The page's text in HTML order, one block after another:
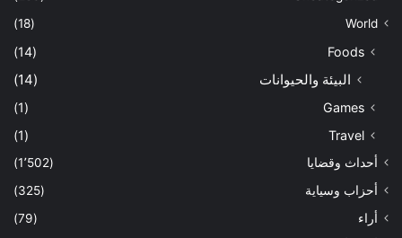
World
(18)
Foods
(14)
البيئة والحيوانات (14)
Games
(1)
Travel
(1)
أحداث وقضايا
(1٬502)
أحزاب وسياية
(325)
أراء
(79)